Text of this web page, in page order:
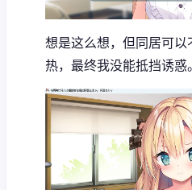
想是这么想，但同居可
热，最终我没能抵挡诱惑。